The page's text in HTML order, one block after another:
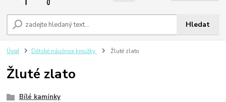
Hledat
Úvod Dětské náušnice kroužky Žluté zlato
Žluté zlato
Bílé kamínky